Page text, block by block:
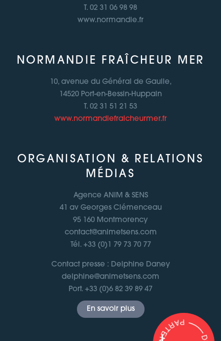
T. 02 31 06 98 98
www.normandie.fr
NORMANDIE FRAÎCHEUR MER
10, avenue du Général de Gaulle,
14520 Port-en-Bessin-Huppain
T. 02 31 51 21 53
www.normandiefraicheurmer.fr
ORGANISATION & RELATIONS
MÉDIAS
Agence ANIM & SENS
41 av Georges Clémenceau
95 160 Montmorency
contact@animetsens.com
Tél. +33 (0)1 79 73 70 77
Contact presse : Delphine Daney
delphine@animetsens.com
Port. +33 (0)6 82 39 89 47
En savoir plus